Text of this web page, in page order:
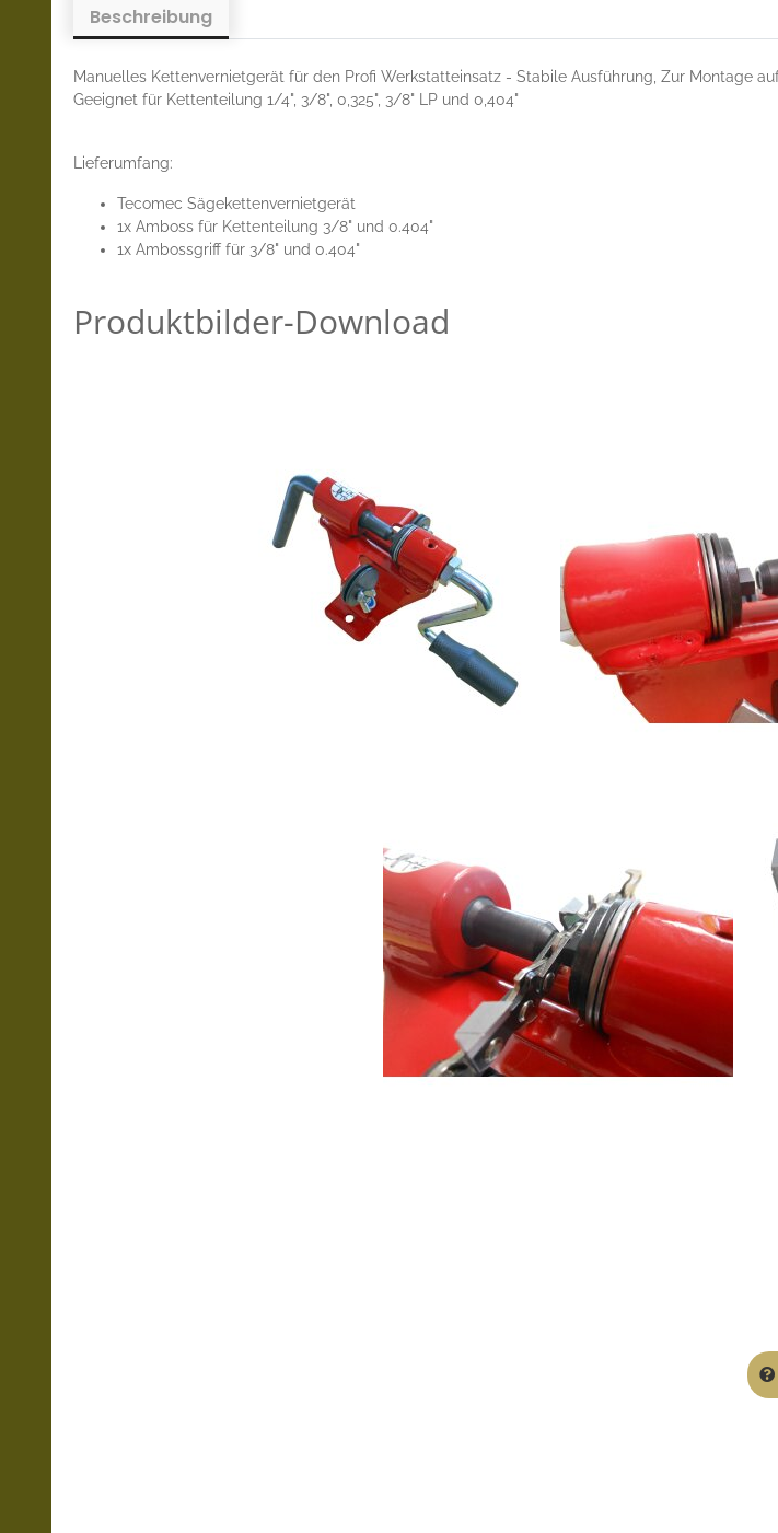
Beschreibung
Manuelles Kettenvernietgerät für den Profi Werkstatteinsatz - Stabile Ausführung, Zur Montage
Geeignet für Kettenteilung 1/4", 3/8", 0,325", 3/8" LP und 0,404"
Lieferumfang:
Tecomec Sägekettenvernietgerät
1x Amboss für Kettenteilung 3/8" und 0.404"
1x Ambossgriff für 3/8" und 0.404"
Produktbilder-Download